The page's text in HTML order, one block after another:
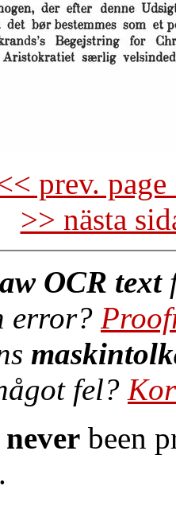
prev.
>> nästa
OCR text
error?
fel?
never been